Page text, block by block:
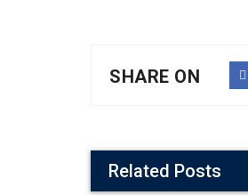
SHARE ON
Related Posts